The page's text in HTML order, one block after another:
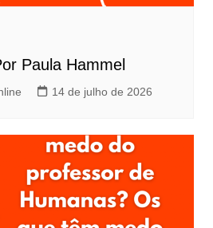
Paula Hammel
14 de julho de 2026